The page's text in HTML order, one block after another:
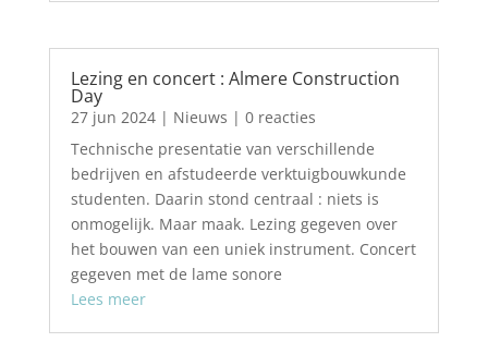
Lezing en concert : Almere Construction
Day
27 jun 2024| Nieuws | 0 reacties
Technische presentatie van verschillende
bedrijven en afstudeerde verktuigbouwkunde
studenten. Daarin stond centraal : niets is
onmogelijk. Maar maak. Lezing gegeven over
het bouwen van een uniek instrument. Concert
gegeven met de lame sonore
Lees meer